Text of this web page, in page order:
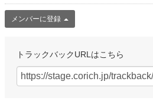
メンバーに登録
トラックバックURLはこちら